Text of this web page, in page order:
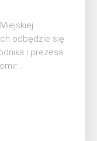
30 sierpnia w
Turnieju
przez
odbędzie